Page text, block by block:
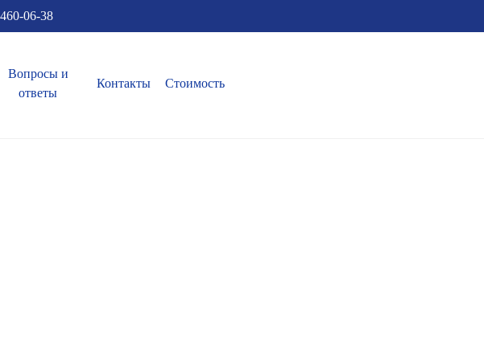
06-38
Вопросы и
ответы
Контакты Стоимость